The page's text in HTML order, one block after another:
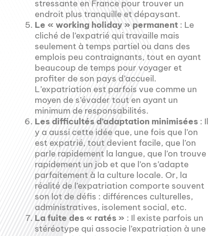
stressante en France pour trouver un
endroit plus tranquille et dépaysant.
Le « working holiday » permanent : Le
cliché de l’expatrié qui travaille mais
seulement à temps partiel ou dans des
emplois peu contraignants, tout en ayant
beaucoup de temps pour voyager et
profiter de son pays d’accueil.
L’expatriation est parfois vue comme un
moyen de s’évader tout en ayant un
minimum de responsabilités.
Les difficultés d’adaptation minimisées : Il
y a aussi cette idée que, une fois que l’on
est expatrié, tout devient facile, que l’on
parle rapidement la langue, que l’on trouve
rapidement un job et que l’on s’adapte
parfaitement à la culture locale. Or, la
réalité de l’expatriation comporte souvent
son lot de défis : différences culturelles,
administratives, isolement social, etc.
La fuite des « ratés » : Il existe parfois un
stéréotype qui associe l’expatriation à une